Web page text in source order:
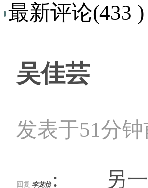
最新评论(433 )
吴佳芸
发表于51分钟
回复 李茏怡 : 另一